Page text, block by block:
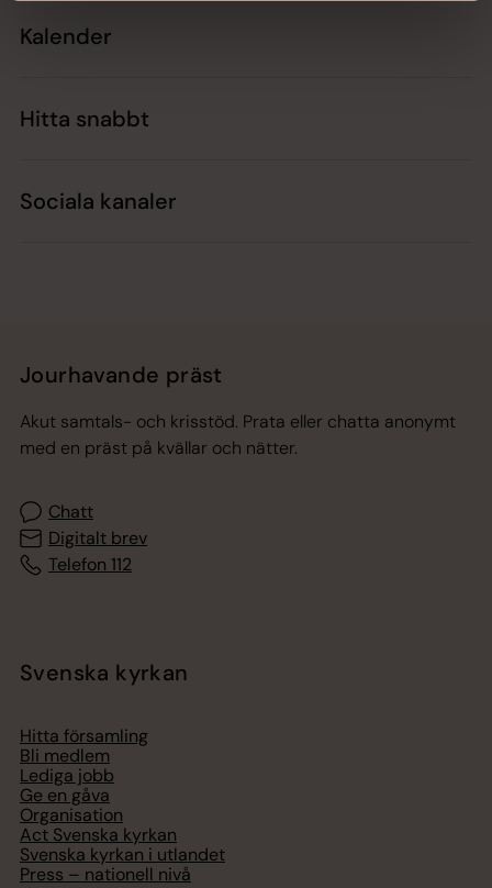
Kalender
Hitta snabbt
Sociala kanaler
Jourhavande präst
Akut samtals- och krisstöd. Prata eller chatta anonymt
med en präst på kvällar och nätter.
Chatt
Digitalt brev
Telefon 112
Svenska kyrkan
Hitta församling
Bli medlem
Lediga jobb
Ge en gåva
Organisation
Act Svenska kyrkan
Svenska kyrkan i utlandet
Press – nationell nivå